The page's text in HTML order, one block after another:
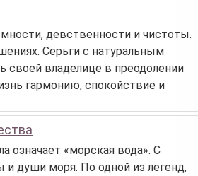
девственности и чистоты.
Серьги с натуральным
своей владелице в преодолении
гармонию, спокойствие и
означает «морская вода». С
души моря. По одной из легенд,